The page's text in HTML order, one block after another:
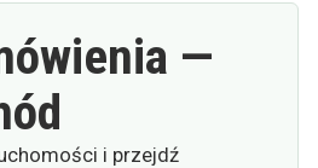
—
i przejdź